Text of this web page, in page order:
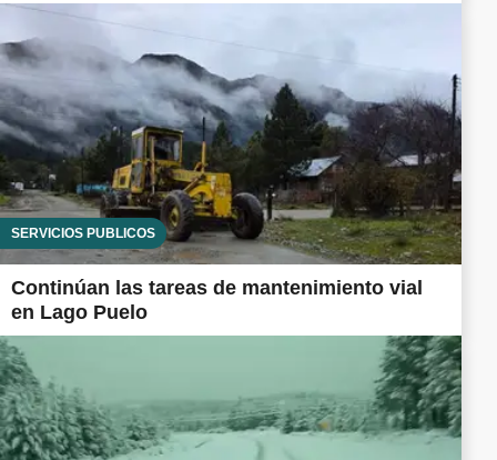
SERVICIOS PÚBLICOS
Continúan las tareas de mantenimiento vial
en Lago Puelo